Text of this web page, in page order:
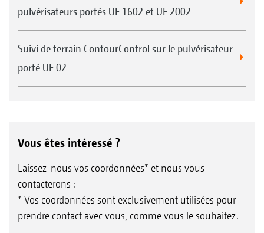
pulvérisateurs portés UF 1602 et UF 2002
Suivi de terrain ContourControl sur le pulvérisateur
porté UF 02
Vous êtes intéressé ?
Laissez-nous vos coordonnées* et nous vous
contacterons :
* Vos coordonnées sont exclusivement utilisées pour
prendre contact avec vous, comme vous le souhaitez.